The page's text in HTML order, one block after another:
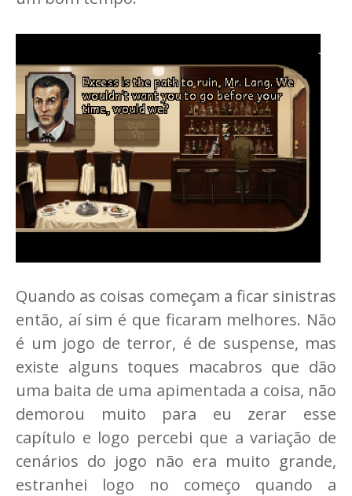
Quando as coisas começam a ficar sinistras
então, aí sim é que ficaram melhores. Não
é um jogo de terror, é de suspense, mas
existe alguns toques macabros que dão
uma baita de uma apimentada a coisa, não
demorou muito para eu zerar esse
capítulo e logo percebi que a variação de
cenários do jogo não era muito grande,
estranhei logo no começo quando a